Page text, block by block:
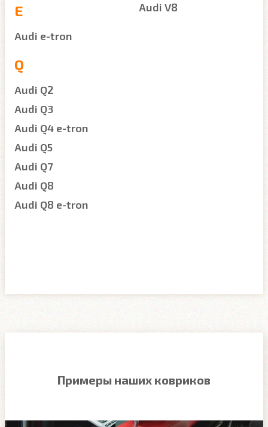
E
Audi e-tron
Q
Audi Q2
Audi Q3
Audi Q4 e-tron
Audi Q5
Audi Q7
Audi Q8
Audi Q8 e-tron
Audi V8
Примеры наших ковриков